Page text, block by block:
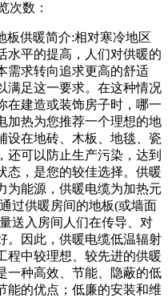
次数：
板供暖简介:相对寒冷地区
水平的提高，人们对供暖的
需求转向追求更高的舒适
满足这一要求。在这种情况
在建造或装饰房子时，哪一
加热为您推荐一个理想的地
设在地砖、木板、地毯、瓷
还可以防止生产污染，达到
态，是您的较佳选择。供暖
为能源，供暖电缆为加热元
过供暖房间的地板(或墙面
送入房间人们在传导、对
。因此，供暖电缆低温辐射
程中较理想、较先进的供暖
一种高效、节能、隐蔽的低
能的优点；低廉的安装和维